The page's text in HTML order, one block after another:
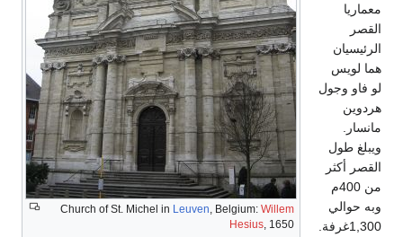
Church of St. Michel in Leuven , Belgium: Willem
Hesius , 1650
معماريا
القصر
الرئيسيان
هما لويس
لو فاو وجول
هردوين
مانسار.
ويبلغ طول
القصر أكثر
من 400م
وبه حوالي
1,300غرفة.